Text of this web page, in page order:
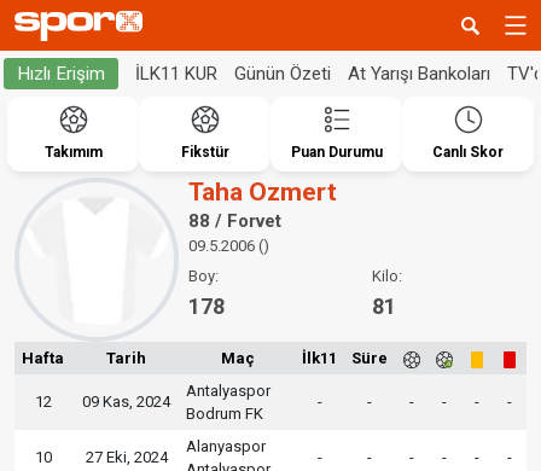
Hızlı Erişim İLK11 KUR Günün Özeti At Yarışı Bankoları
Takımım Fikstür Puan Durumu Canlı Skor
Taha Ozmert
88 / Forvet
09.5.2006 ()
Boy:
178
Kilo:
81
Hafta Tarih Maç İlk11 Süre
12 09 Kas, 2024
Antalyaspor
Bodrum FK
- - - - - -
10 27 Eki, 2024
Alanyaspor
- - - - - -